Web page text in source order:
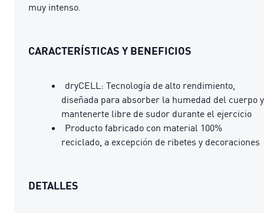
muy intenso.
CARACTERÍSTICAS Y BENEFICIOS
dryCELL: Tecnología de alto rendimiento,
diseñada para absorber la humedad del cuerpo y
mantenerte libre de sudor durante el ejercicio
Producto fabricado con material 100%
reciclado, a excepción de ribetes y decoraciones
DETALLES